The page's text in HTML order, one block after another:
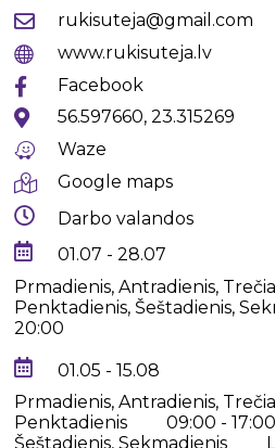
rukisuteja@gmail.com
www.rukisuteja.lv
Facebook
56.597660, 23.315269
Waze
Google maps
Darbo valandos
01.07 - 28.07
Prmadienis, Antradienis,
Penktadienis, Šeštadienis,
20:00
01.05 - 15.08
Prmadienis, Antradienis,
Penktadienis
09:00 - 17:00
Šeštadienis, Sekmadienis